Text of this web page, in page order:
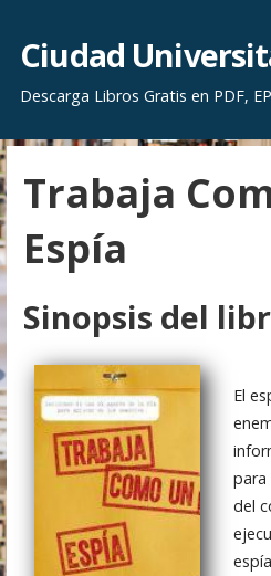
r
a
l
c
o
n
e
n
i
d
o
Ciudad
Descarga Libros Gratis en PDF,
Trabaja
Espía
Sinopsis del
El
para
del